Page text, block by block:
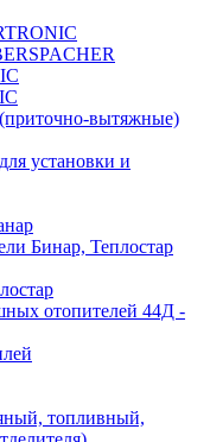
вытяжные)
установки и
Бинар, Теплостар
отопителей 44Д -
топливный,